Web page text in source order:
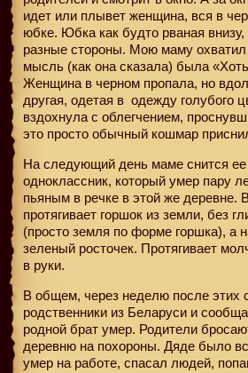
идет или плывет женщина, вся в
юбке. Юбка как будто рваная внизу,
разные стороны. Мою маму охватил
мысль (как она сказала) была
Женщина в черном пропала, но
другая, одетая в одежду голубого
вздохнула с облегчением,
это просто обычный кошмар
На следующий день маме снится
одноклассник, который умер пару
пьяным в речке в этой же деревне.
протягивает горшок из земли, без
(просто земля по форме горшка), а
зеленый росточек. Протягивает
в руки.
В общем, через неделю после этих
родственники из Беларуси и
родной брат умер. Родители
деревню на похороны. Дяде было
умер на работе, спасал людей,